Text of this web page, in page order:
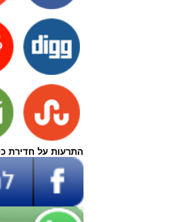
התרעות על חדירת